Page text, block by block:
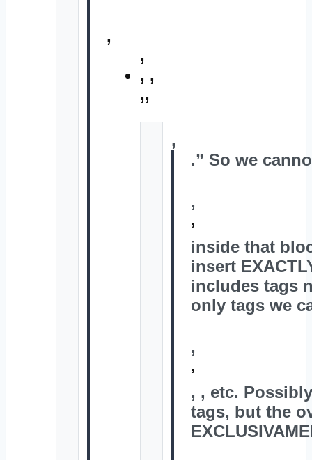
,
,
, ,
,,
,
.” So we
,
,
inside that
insert
includes tags
only tags we
,
,
, , etc.
tags, but the